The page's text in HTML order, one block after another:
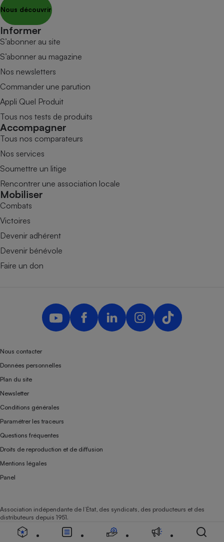
Nous découvrir
Informer
S’abonner au site
S’abonner au magazine
Nos newsletters
Commander une parution
Appli Quel Produit
Tous nos tests de produits
Accompagner
Tous nos comparateurs
Nos services
Soumettre un litige
Rencontrer une association locale
Mobiliser
Combats
Victoires
Devenir adhérent
Devenir bénévole
Faire un don
Nous contacter
Données personnelles
Plan du site
Newsletter
Conditions générales
Paramétrer les traceurs
Questions fréquentes
Droits de reproduction et de diffusion
Mentions légales
Panel
Association indépendante de l’État, des syndicats, des producteurs et des
distributeurs depuis 1951.